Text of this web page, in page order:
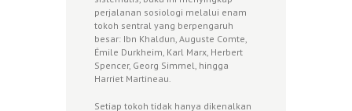
perjalanan sosiologi melalui enam
tokoh sentral yang berpengaruh
besar: Ibn Khaldun, Auguste Comte,
Émile Durkheim, Karl Marx, Herbert
Spencer, Georg Simmel, hingga
Harriet Martineau.
Setiap tokoh tidak hanya dikenalkan